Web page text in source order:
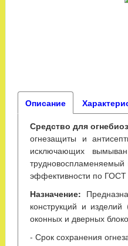
Описание
Средство для
огнезащиты и
исключающих
трудновоспламеняемый
эффективности по ГОСТ
Назначение:
конструкций и
оконных и дверных
- Срок сохранения